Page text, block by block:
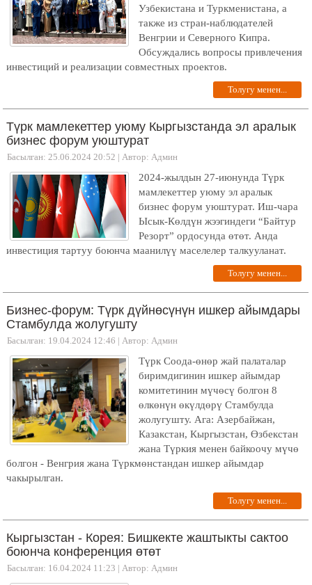
Узбекистана и Туркменистана, а
также из стран-наблюдателей
Венгрии и Северного Кипра.
Обсуждались вопросы привлечения
инвестиций и реализации совместных проектов.
Толугу менен...
Түрк мамлекеттер уюму Кыргызстанда эл аралык
бизнес форум уюштурат
Басылган: 25.06.2024 20:52 | Автор: Админ
2024-жылдын 27-июнунда Түрк
мамлекеттер уюму эл аралык
бизнес форум уюштурат. Иш-чара
Ысык-Көлдүн жээгиндеги “Байтур
Резорт” ордосунда өтөт. Анда
инвестиция тартуу боюнча маанилүү маселелер талкууланат.
Толугу менен...
Бизнес-форум: Түрк дүйнөсүнүн ишкер айымдары
Стамбулда жолугушту
Басылган: 19.04.2024 12:46 | Автор: Админ
Түрк Соода-өнөр жай палаталар
биримдигинин ишкер айымдар
комитетинин мүчөсү болгон 8
өлкөнүн өкүлдөрү Стамбулда
жолугушту. Ага: Азербайжан,
Казакстан, Кыргызстан, Өзбекстан
жана Түркия менен байкоочу мүчө
болгон - Венгрия жана Түркмөнстандан ишкер айымдар
чакырылган.
Толугу менен...
Кыргызстан - Корея: Бишкекте жаштыкты сактоо
боюнча конференция өтөт
Басылган: 16.04.2024 11:23 | Автор: Админ